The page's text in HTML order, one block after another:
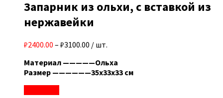
Запарник из ольхи, с вставкой из
нержавейки
₽2400.00 – ₽3100.00 / шт.
Материал —————Ольха
Размер ——————35х33х33 см